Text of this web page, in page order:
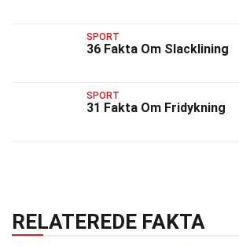
SPORT
36 Fakta Om Slacklining
SPORT
31 Fakta Om Fridykning
RELATEREDE FAKTA